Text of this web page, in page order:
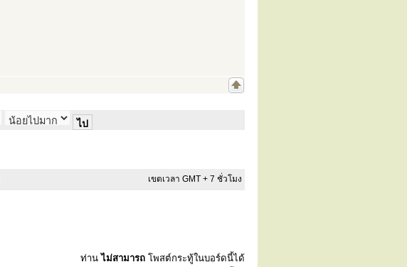
เขตเวลา GMT + 7 ชั่วโมง
ท่านไม่สามารถ โพสต์กระทู้ในบอร์ดนี้ได้